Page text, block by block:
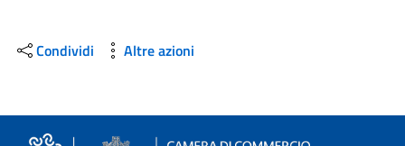
Condividi Altre azioni